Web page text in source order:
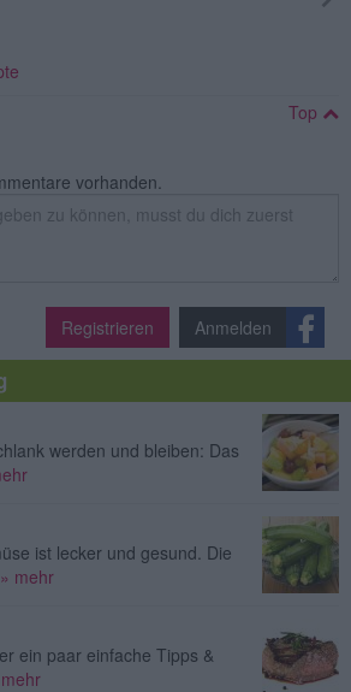
Top
vorhanden.
Registrieren Anmelden
werden und bleiben: Das
ist lecker und gesund. Die
» mehr
ein paar einfache Tipps &